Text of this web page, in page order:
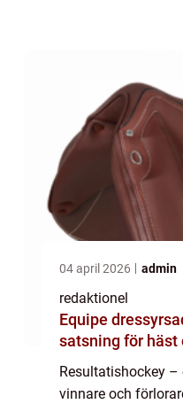
04 april 2026 admin
redaktionel
Equipe dressyrsadel en
satsning för häst
Resultatishockey
vinnare och